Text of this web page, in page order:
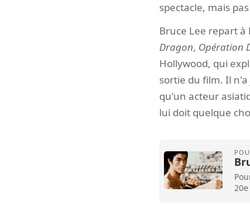
spectacle, mais
Bruce Lee repart
Dragon, Opération
Hollywood, qui
sortie du film. Il
qu'un acteur
lui doit quelque